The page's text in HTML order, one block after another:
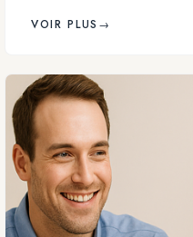
VOIR PLUS →